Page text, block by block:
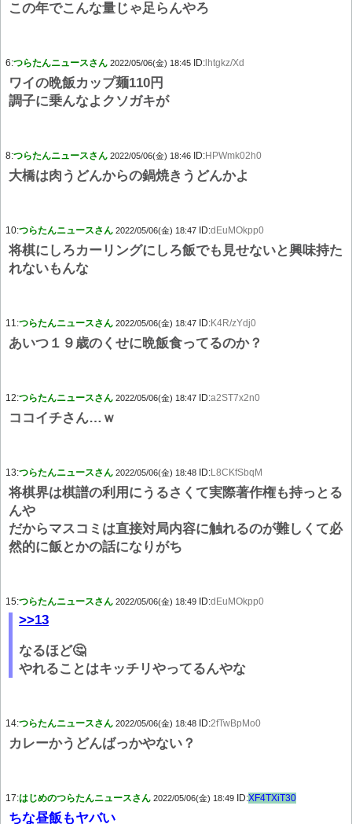
この年でこんな量じゃ足らんやろ
6:つらたんニュースさん 2022/05/06(金) 18:45 ID: lhtgkz/Xd
ワイの晩飯カップ麺110円
調子に乗んなよクソガキが
8:つらたんニュースさん 2022/05/06(金) 18:46 ID:HPWmk02h0
大橋は肉うどんからの鍋焼きうどんかよ
10:つらたんニュースさん 2022/05/06(金) 18:47 ID:dEuMOkpp0
将棋にしろカーリングにしろ飯でも見せないと興味持た
れないもんな
11:つらたんニュースさん 2022/05/06(金) 18:47 ID:K4R/zYdj0
あいつ１９歳のくせに晩飯食ってるのか？
12:つらたんニュースさん 2022/05/06(金) 18:47 ID:a2ST7x2n0
ココイチさん…ｗ
13:つらたんニュースさん 2022/05/06(金) 18:48 ID:L8CKfSbqM
将棋界は棋譜の利用にうるさくて実際著作権も持っとる
んや
だからマスコミは直接対局内容に触れるのが難しくて必
然的に飯とかの話になりがち
15:つらたんニュースさん 2022/05/06(金) 18:49 ID:dEuMOkpp0
>>13
なるほど🤔
やれることはキッチリやってるんやな
14:つらたんニュースさん 2022/05/06(金) 18:48 ID:2fTwBpMo0
カレーかうどんばっかやない？
17:はじめのつらたんニュースさん 2022/05/06(金) 18:49 ID:XF4TXiT30
ちな昼飯もヤバい